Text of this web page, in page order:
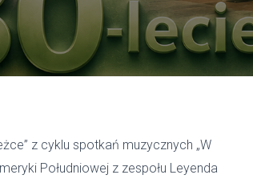
z cyklu spotkań muzycznych „W
Południowej z zespołu Leyenda